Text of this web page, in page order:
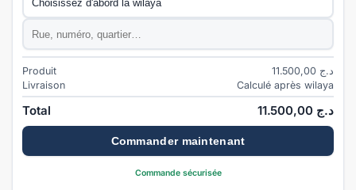
Adresse
Produit د.ج
Livraison
Calculé après wilaya
Total د.ج
Commander maintenant
Commande sécurisée